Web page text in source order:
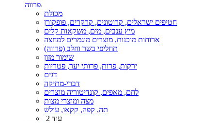
פרווה
מכולת
חטיפים ישראלים, קרוטונים, קרקרים, פופקורן
מיץ ענבים, מים, משקאות קלים
ארוחות מוכנות, מוצרים מוגמרים למחצה
תחליפי בשר וחלב (פרווה)
שימור מזון
ירקות, פרות, פרותי יער, פטריות
דגים
דברי-מתיקה
לחם, מאפים, קונדיטוריה מוצרים
מצה ומוצרי מצות
תה, קפה, קקאו, עולש
עוד 2